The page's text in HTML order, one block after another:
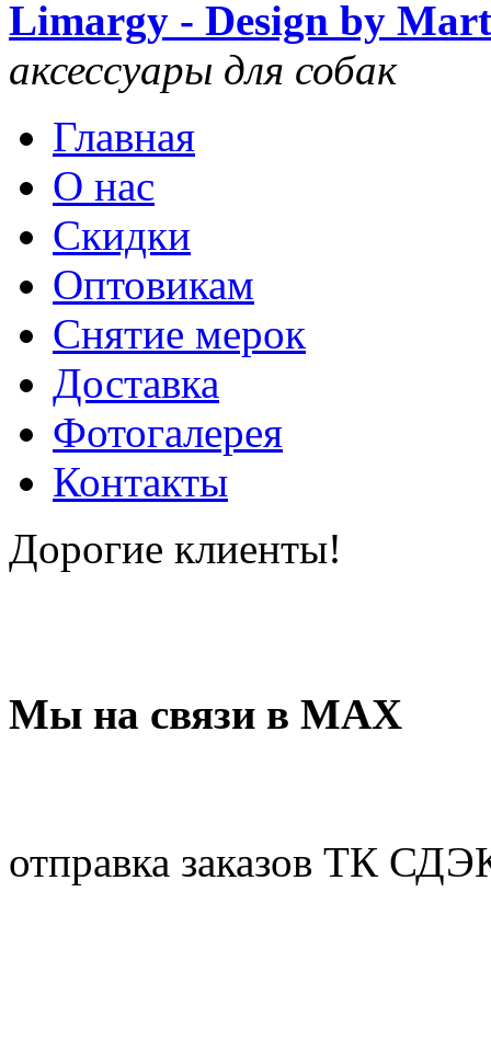
Limargy - Design by
аксессуары для собак
Главная
О нас
Скидки
Оптовикам
Снятие мерок
Доставка
Фотогалерея
Контакты
Дорогие клиенты!
Мы на связи в МАХ
отправка заказов ТК